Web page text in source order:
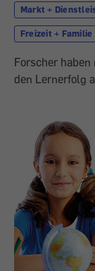
Markt +
Freizeit + Familie
Forscher
den Lernerfolg